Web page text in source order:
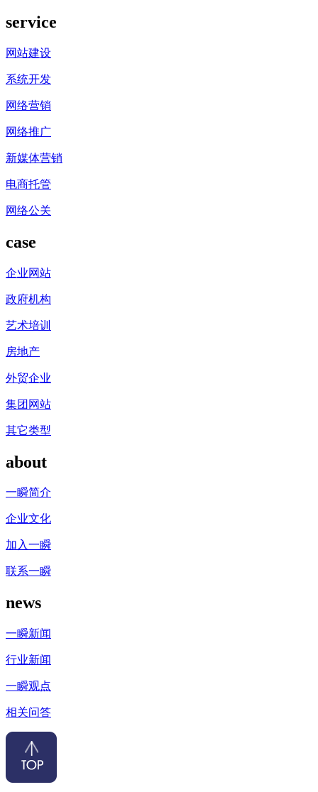
service
网站建设
系统开发
网络营销
网络推广
新媒体营销
电商托管
网络公关
case
企业网站
政府机构
艺术培训
房地产
外贸企业
集团网站
其它类型
about
一瞬简介
企业文化
加入一瞬
联系一瞬
news
一瞬新闻
行业新闻
一瞬观点
相关问答